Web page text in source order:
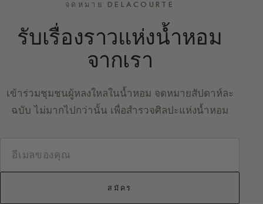
จดหมาย DELACOURTE
รับเรื่องราวแห่งน้ำหอม
จากเรา
เข้าร่วมชุมชนผู้หลงใหลในน้ำหอม จดหมายสัปดาห์ละ
ฉบับ ไม่มากไปกว่านั้น เพื่อสำรวจศิลปะแห่งน้ำหอม
สมัคร